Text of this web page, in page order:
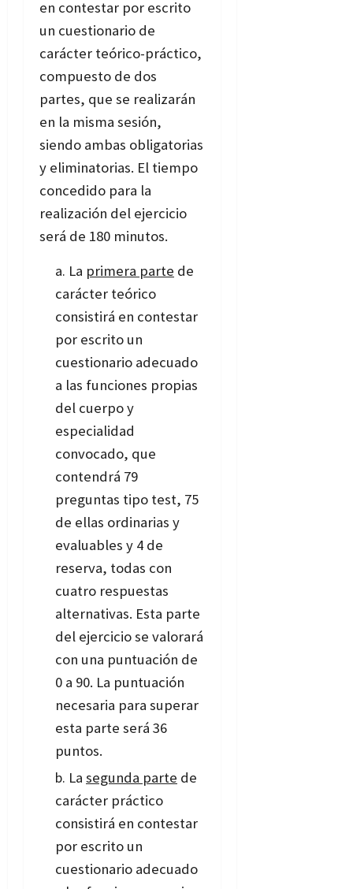
en contestar por escrito
un cuestionario de
carácter teórico-práctico,
compuesto de dos
partes, que se realizarán
en la misma sesión,
siendo ambas obligatorias
y eliminatorias. El tiempo
concedido para la
realización del ejercicio
será de 180 minutos.
La primera parte de
carácter teórico
consistirá en contestar
por escrito un
cuestionario adecuado
a las funciones propias
del cuerpo y
especialidad
convocado, que
contendrá 79
preguntas tipo test, 75
de ellas ordinarias y
evaluables y 4 de
reserva, todas con
cuatro respuestas
alternativas. Esta parte
del ejercicio se valorará
con una puntuación de
0 a 90. La puntuación
necesaria para superar
esta parte será 36
puntos.
La segunda parte de
carácter práctico
consistirá en contestar
por escrito un
cuestionario adecuado